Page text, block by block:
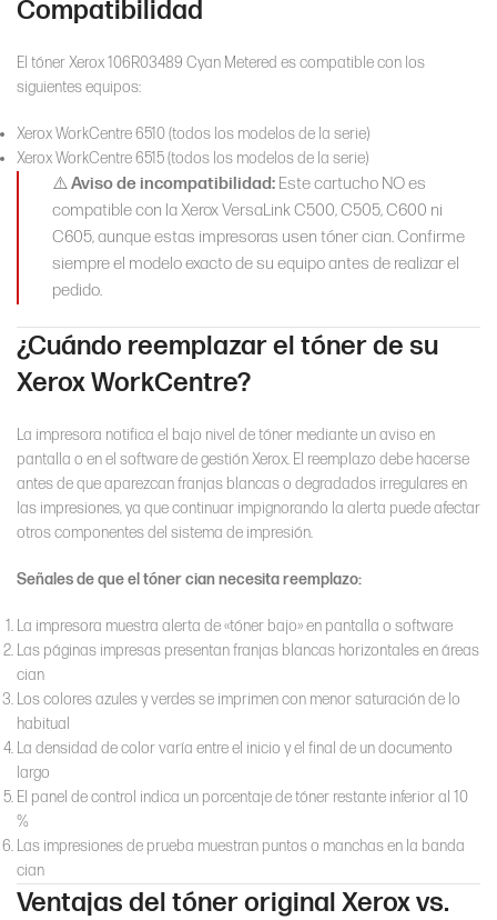
Compatibilidad
El tóner Xerox 106R03489 Cyan Metered es compatible con los
siguientes equipos:
Xerox WorkCentre 6510 (todos los modelos de la serie)
Xerox WorkCentre 6515 (todos los modelos de la serie)
⚠️Aviso de incompatibilidad: Este cartucho NO es
compatible con la Xerox VersaLink C500, C505, C600 ni
C605, aunque estas impresoras usen tóner cian. Confirme
siempre el modelo exacto de su equipo antes de realizar el
pedido.
¿Cuándo reemplazar el tóner de su
Xerox WorkCentre?
La impresora notifica el bajo nivel de tóner mediante un aviso en
pantalla o en el software de gestión Xerox. El reemplazo debe hacerse
antes de que aparezcan franjas blancas o degradados irregulares en
las impresiones, ya que continuar impignorando la alerta puede afectar
otros componentes del sistema de impresión.
Señales de que el tóner cian necesita reemplazo:
La impresora muestra alerta de «tóner bajo» en pantalla o software
Las páginas impresas presentan franjas blancas horizontales en áreas
cian
Los colores azules y verdes se imprimen con menor saturación de lo
habitual
La densidad de color varía entre el inicio y el final de un documento
largo
El panel de control indica un porcentaje de tóner restante inferior al 10
%
Las impresiones de prueba muestran puntos o manchas en la banda
cian
Ventajas del tóner original Xerox vs.